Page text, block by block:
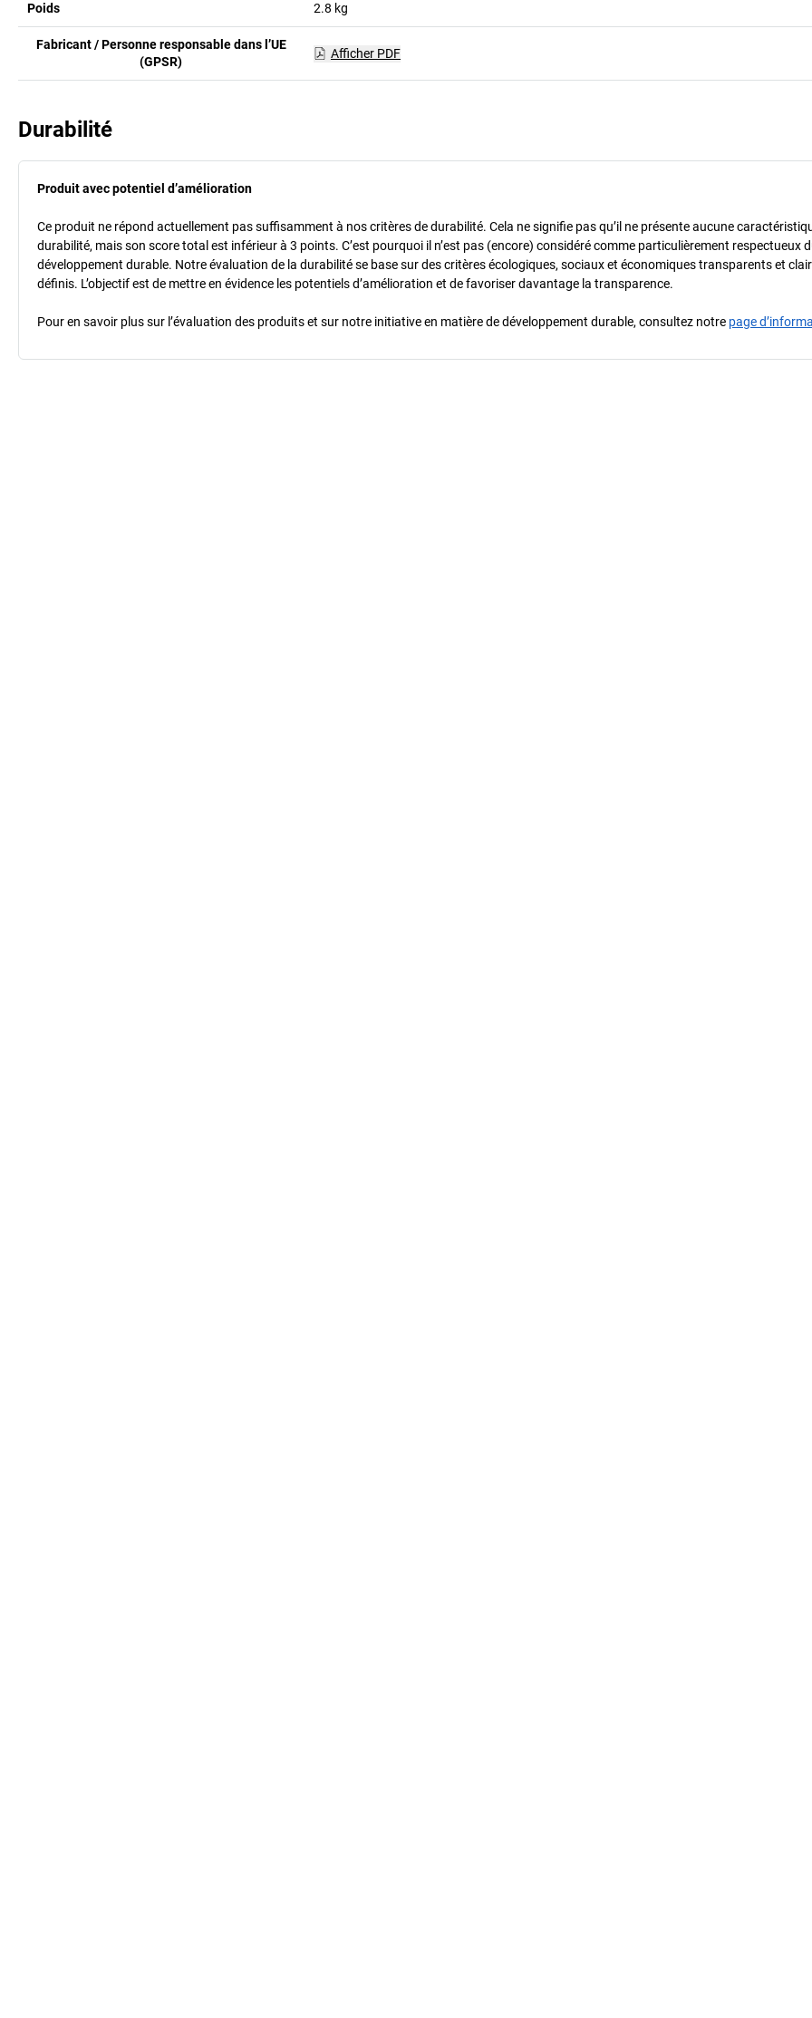
Poids 2.8 kg
Fabricant / Personne responsable dans l’UE
(GPSR)
Afficher PDF
Durabilité
Produit avec potentiel d’amélioration
Ce produit ne répond actuellement pas suffisamment à nos critères de durabilité. Cela ne signifie pas qu’il ne présente aucune
durabilité, mais son score total est inférieur à 3 points. C’est pourquoi il n’est pas (encore) considéré comme particulièrement respectueux
développement durable. Notre évaluation de la durabilité se base sur des critères écologiques, sociaux et économiques transparents et
définis. L’objectif est de mettre en évidence les potentiels d’amélioration et de favoriser davantage la transparence.
Pour en savoir plus sur l’évaluation des produits et sur notre initiative en matière de développement durable, consultez notre page